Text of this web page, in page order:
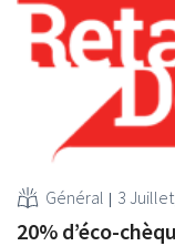
Général 3
20% d’éco-